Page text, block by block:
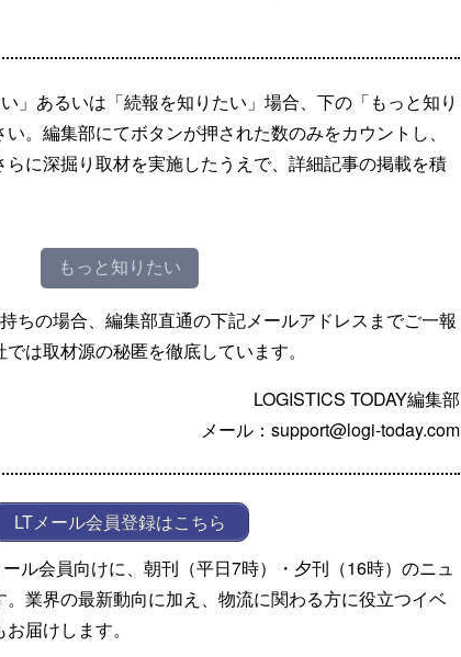
」あるいは「続報を知りたい」場合、下の「もっと知り
。編集部にてボタンが押された数のみをカウントし、
に深掘り取材を実施したうえで、詳細記事の掲載を積
もっと知りたい
ちの場合、編集部直通の下記メールアドレスまでご一報
は取材源の秘匿を徹底しています。
LOGISTICS TODAY編集部
メール：support@logi-today.com
LTメール会員登録はこちら
ル会員向けに、朝刊（平日7時）・夕刊（16時）のニュ
業界の最新動向に加え、物流に関わる方に役立つイベ
届けします。